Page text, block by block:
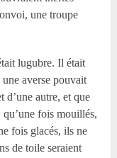
une troupe
lugubre. Il était
averse pouvait
d’une autre, et que
qu’une fois mouillés,
fois glacés, ils ne
de toile seraient